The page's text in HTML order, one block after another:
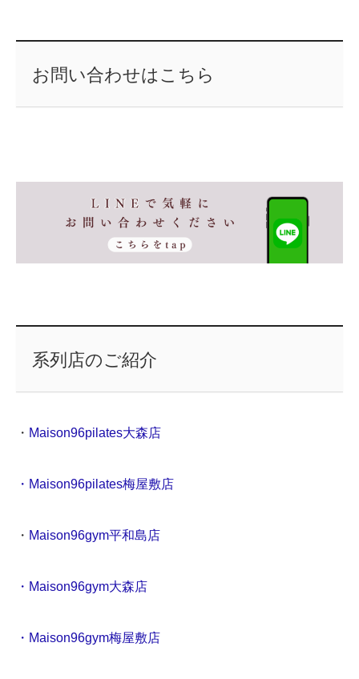
お問い合わせはこちら
系列店のご紹介
・ Maison96pilates大森店
・Maison96pilates梅屋敷店
・ Maison96gym平和島店
・Maison96gym大森店
・Maison96gym梅屋敷店